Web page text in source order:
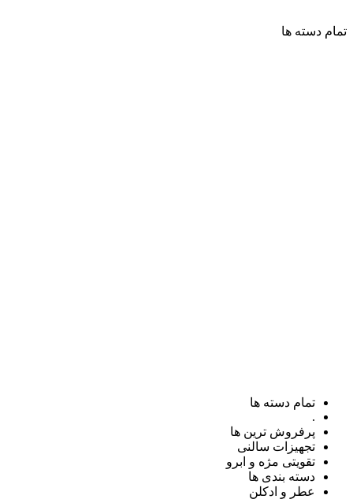
تمام دسته ها
تمام دسته ها
.
پرفروش ترین ها
تجهیزات سالنی
تقویتی مژه و ابرو
دسته بندی ها
عطر و ادکلن